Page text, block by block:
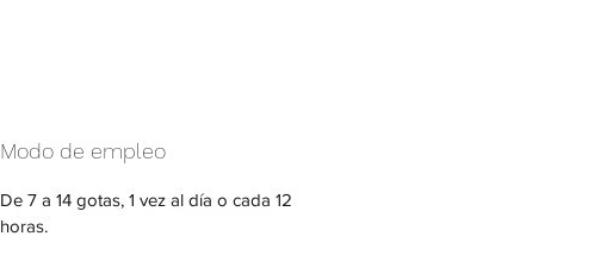
Modo de empleo
De 7 a 14 gotas, 1 vez al día o cada 12
horas.